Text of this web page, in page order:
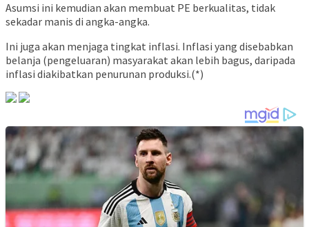
Asumsi ini kemudian akan membuat PE berkualitas, tidak
sekadar manis di angka-angka.
Ini juga akan menjaga tingkat inflasi. Inflasi yang disebabkan
belanja (pengeluaran) masyarakat akan lebih bagus, daripada
inflasi diakibatkan penurunan produksi.(*)